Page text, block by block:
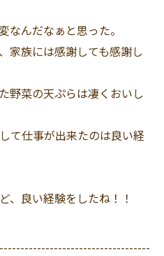
なんだなぁと思った。
家族には感謝しても感謝し
野菜の天ぷらは凄くおいし
て仕事が出来たのは良い経
、良い経験をしたね！！